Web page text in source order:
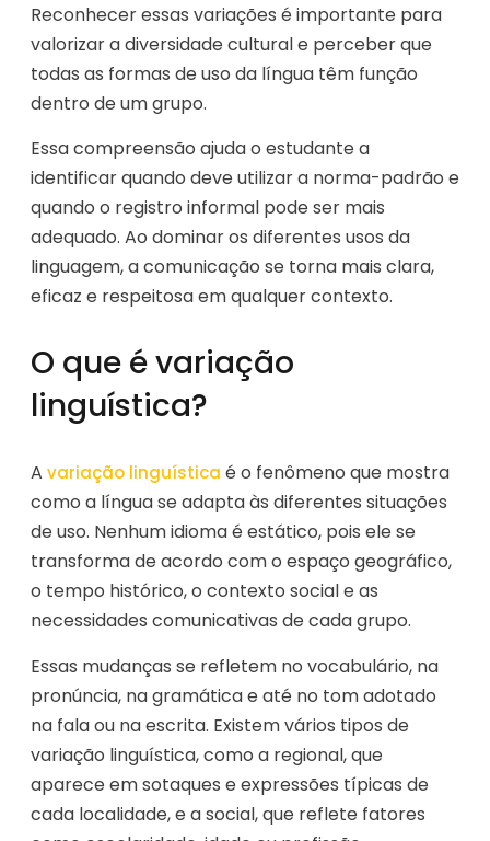
Reconhecer essas variações é importante para
valorizar a diversidade cultural e perceber que
todas as formas de uso da língua têm função
dentro de um grupo.
Essa compreensão ajuda o estudante a
identificar quando deve utilizar a norma-padrão e
quando o registro informal pode ser mais
adequado. Ao dominar os diferentes usos da
linguagem, a comunicação se torna mais clara,
eficaz e respeitosa em qualquer contexto.
O que é variação
linguística?
A variação linguística é o fenômeno que mostra
como a língua se adapta às diferentes situações
de uso. Nenhum idioma é estático, pois ele se
transforma de acordo com o espaço geográfico,
o tempo histórico, o contexto social e as
necessidades comunicativas de cada grupo.
Essas mudanças se refletem no vocabulário, na
pronúncia, na gramática e até no tom adotado
na fala ou na escrita. Existem vários tipos de
variação linguística, como a regional, que
aparece em sotaques e expressões típicas de
cada localidade, e a social, que reflete fatores